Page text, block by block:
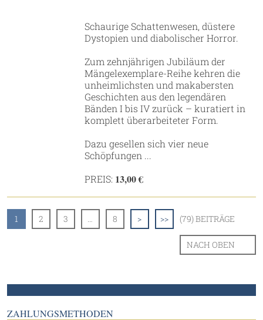
Schaurige Schattenwesen, düstere
Dystopien und diabolischer Horror.
Zum zehnjährigen Jubiläum der
Mängelexemplare-Reihe kehren die
unheimlichsten und makabersten
Geschichten aus den legendären
Bänden I bis IV zurück – kuratiert in
komplett überarbeiteter Form.
Dazu gesellen sich vier neue
Schöpfungen ...
PREIS: 13,00 €
1 2 3 … 8 > >> (79) BEITRÄGE
NACH OBEN
ZAHLUNGSMETHODEN